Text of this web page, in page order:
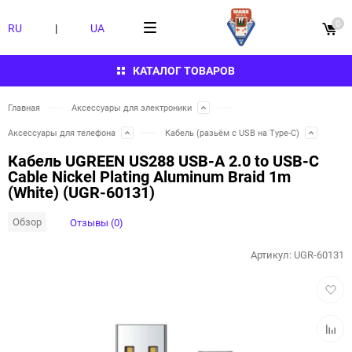
КАТАЛОГ ТОВАРОВ
RU | UA 0
Главная Аксессуары для электроники
Аксессуары для телефона Кабель (разьём с USB на Type-C)
Кабель UGREEN US288 USB-A 2.0 to USB-C
Cable Nickel Plating Aluminum Braid 1m
(White) (UGR-60131)
Обзор Отзывы (0)
Артикул: UGR-60131